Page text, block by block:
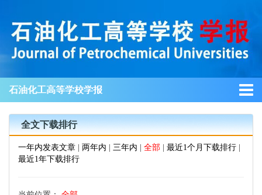
石油化工高等学校学报
全文下载排行
一年内发表文章 两年内 三年内 全部 最近1个月下载排行
最近1年下载排行